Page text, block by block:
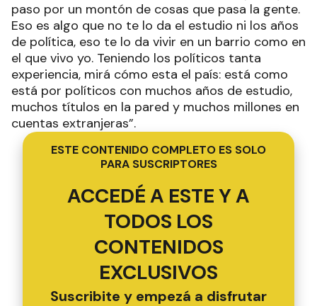
paso por un montón de cosas que pasa la gente.
Eso es algo que no te lo da el estudio ni los años
de política, eso te lo da vivir en un barrio como en
el que vivo yo. Teniendo los políticos tanta
experiencia, mirá cómo esta el país: está como
está por políticos con muchos años de estudio,
muchos títulos en la pared y muchos millones en
cuentas extranjeras”.
ESTE CONTENIDO COMPLETO ES SOLO
PARA SUSCRIPTORES
ACCEDÉ A ESTE Y A
TODOS LOS
CONTENIDOS
EXCLUSIVOS
Suscribite y empezá a disfrutar